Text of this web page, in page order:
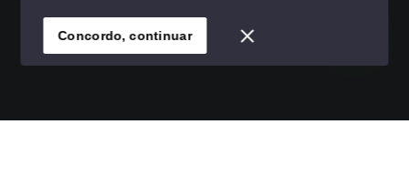
SITE PARA IMOBILIARIA
Concordo, continuar